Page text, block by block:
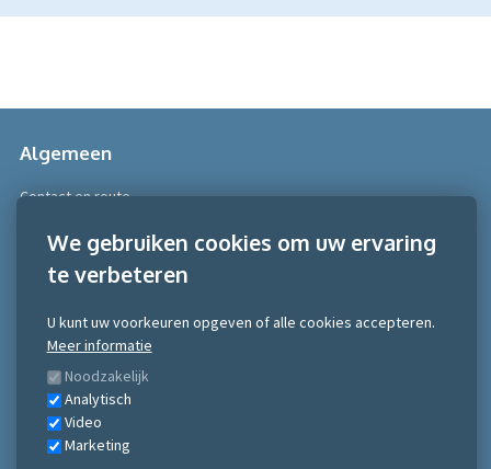
Algemeen
Contact en route
Meer informatie
Algemene voorwaarden
Algemene voorwaarden NRTO consumentenmarkt
Gedragscode NRTO
Privacy Statement
Inschrijven nieuwsbrief
We gebruiken cookies om uw ervaring
te verbeteren
U kunt uw voorkeuren opgeven of alle cookies accepteren.
Meer informatie
Noodzakelijk
Analytisch
Video
Marketing